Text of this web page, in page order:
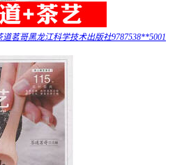
茗哥黑龙江科学技术出版社9787538**5001